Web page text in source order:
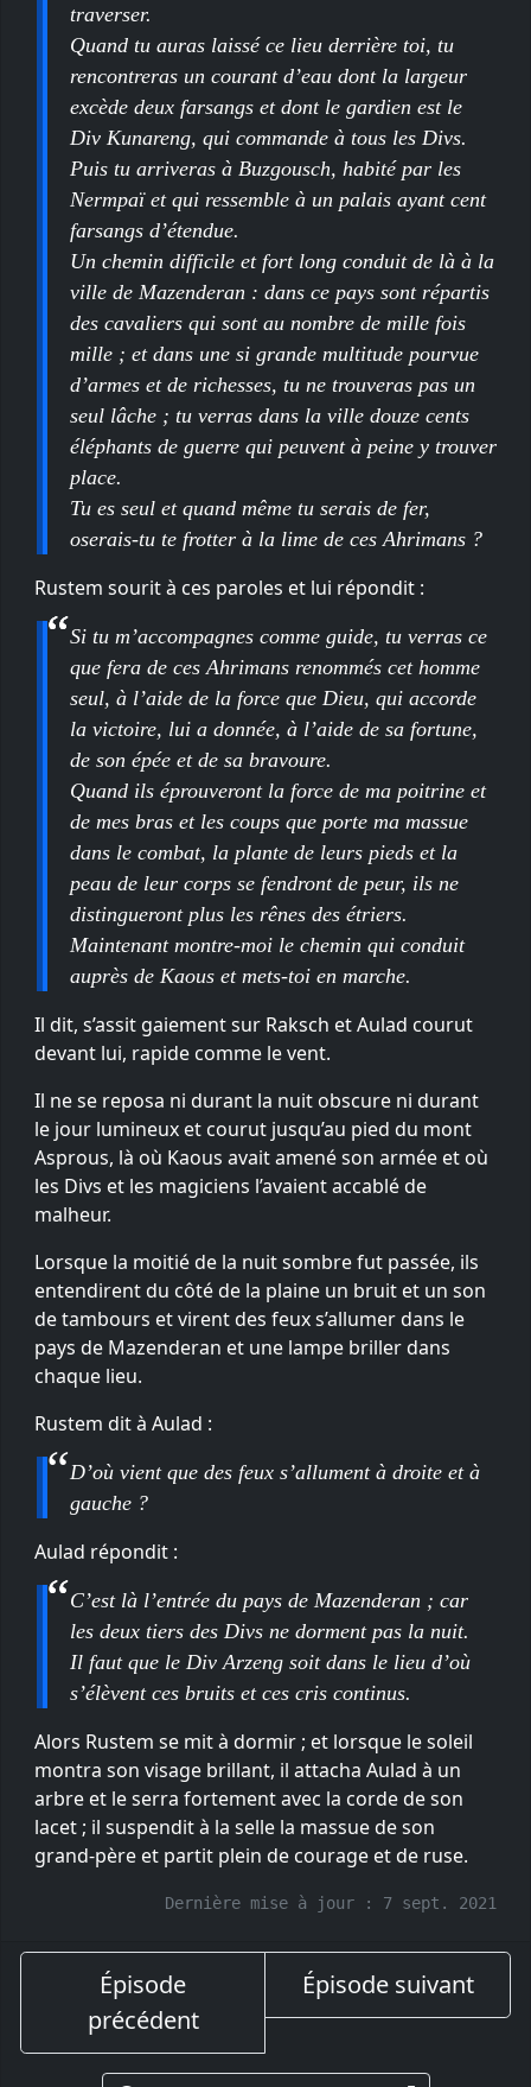
traverser.
Quand tu auras laissé ce lieu derrière toi, tu
rencontreras un courant d’eau dont la largeur
excède deux farsangs et dont le gardien est le
Div Kunareng, qui commande à tous les Divs.
Puis tu arriveras à Buzgousch, habité par les
Nermpaï et qui ressemble à un palais ayant cent
farsangs d’étendue.
Un chemin difficile et fort long conduit de là à la
ville de Mazenderan : dans ce pays sont répartis
des cavaliers qui sont au nombre de mille fois
mille ; et dans une si grande multitude pourvue
d’armes et de richesses, tu ne trouveras pas un
seul lâche ; tu verras dans la ville douze cents
éléphants de guerre qui peuvent à peine y trouver
place.
Tu es seul et quand même tu serais de fer,
oserais-tu te frotter à la lime de ces Ahrimans ?
Rustem sourit à ces paroles et lui répondit :
Si tu m’accompagnes comme guide, tu verras ce
que fera de ces Ahrimans renommés cet homme
seul, à l’aide de la force que Dieu, qui accorde
la victoire, lui a donnée, à l’aide de sa fortune,
de son épée et de sa bravoure.
Quand ils éprouveront la force de ma poitrine et
de mes bras et les coups que porte ma massue
dans le combat, la plante de leurs pieds et la
peau de leur corps se fendront de peur, ils ne
distingueront plus les rênes des étriers.
Maintenant montre-moi le chemin qui conduit
auprès de Kaous et mets-toi en marche.
Il dit, s’assit gaiement sur Raksch et Aulad courut
devant lui, rapide comme le vent.
Il ne se reposa ni durant la nuit obscure ni durant
le jour lumineux et courut jusqu’au pied du mont
Asprous, là où Kaous avait amené son armée et où
les Divs et les magiciens l’avaient accablé de
malheur.
Lorsque la moitié de la nuit sombre fut passée, ils
entendirent du côté de la plaine un bruit et un son
de tambours et virent des feux s’allumer dans le
pays de Mazenderan et une lampe briller dans
chaque lieu.
Rustem dit à Aulad :
D’où vient que des feux s’allument à droite et à
gauche ?
Aulad répondit :
C’est là l’entrée du pays de Mazenderan ; car
les deux tiers des Divs ne dorment pas la nuit.
Il faut que le Div Arzeng soit dans le lieu d’où
s’élèvent ces bruits et ces cris continus.
Alors Rustem se mit à dormir ; et lorsque le soleil
montra son visage brillant, il attacha Aulad à un
arbre et le serra fortement avec la corde de son
lacet ; il suspendit à la selle la massue de son
grand-père et partit plein de courage et de ruse.
Dernière mise à jour : 7 sept. 2021
Épisode
précédent
Épisode suivant